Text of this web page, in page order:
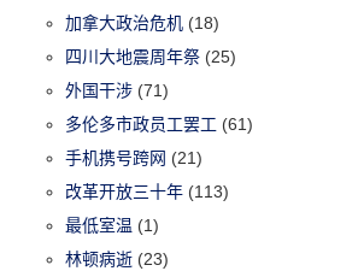
加拿大政治危机 (18)
四川大地震周年祭 (25)
外国干涉 (71)
多伦多市政员工罢工 (61)
手机携号跨网 (21)
改革开放三十年 (113)
最低室温 (1)
林顿病逝 (23)